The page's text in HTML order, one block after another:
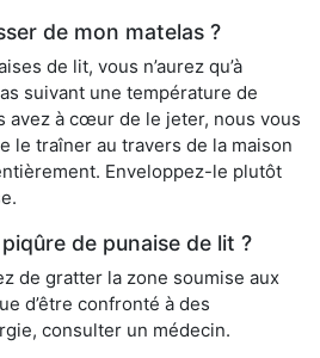
de mon matelas ?
de lit, vous n’aurez qu’à
suivant une température de
avez à cœur de le jeter, nous vous
le traîner au travers de la maison
Enveloppez-le plutôt
de punaise de lit ?
de gratter la zone soumise aux
d’être confronté à des
consulter un médecin.